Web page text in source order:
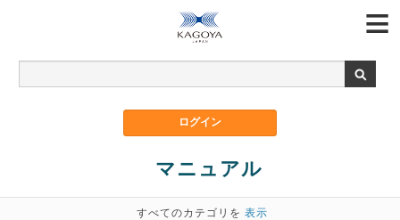
マニュアル
すべてのカテゴリを 表示